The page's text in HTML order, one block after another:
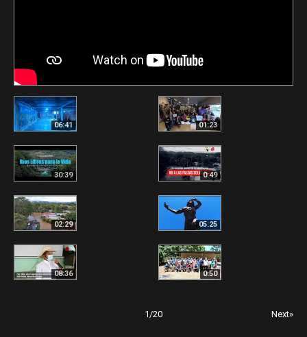
06:41 01:23
30:39 0:49
02:29 05:25
08:36 0:50
1/20 Next»